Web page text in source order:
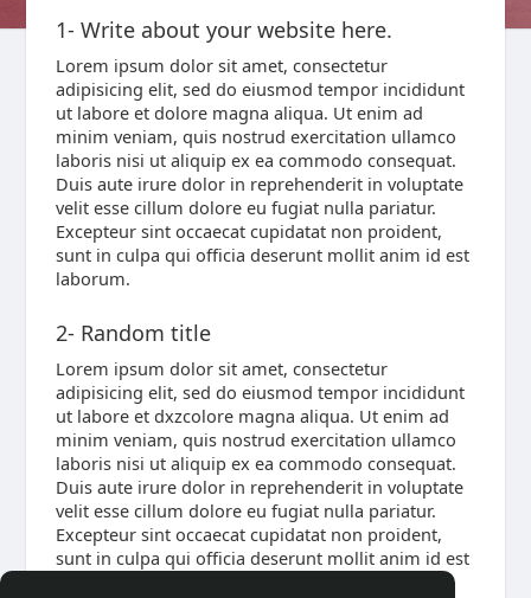
1- Write about your website here.
Lorem ipsum dolor sit amet, consectetur
adipisicing elit, sed do eiusmod tempor incididunt
ut labore et dolore magna aliqua. Ut enim ad
minim veniam, quis nostrud exercitation ullamco
laboris nisi ut aliquip ex ea commodo consequat.
Duis aute irure dolor in reprehenderit in voluptate
velit esse cillum dolore eu fugiat nulla pariatur.
Excepteur sint occaecat cupidatat non proident,
sunt in culpa qui officia deserunt mollit anim id est
laborum.
2- Random title
Lorem ipsum dolor sit amet, consectetur
adipisicing elit, sed do eiusmod tempor incididunt
ut labore et dxzcolore magna aliqua. Ut enim ad
minim veniam, quis nostrud exercitation ullamco
laboris nisi ut aliquip ex ea commodo consequat.
Duis aute irure dolor in reprehenderit in voluptate
velit esse cillum dolore eu fugiat nulla pariatur.
Excepteur sint occaecat cupidatat non proident,
sunt in culpa qui officia deserunt mollit anim id est